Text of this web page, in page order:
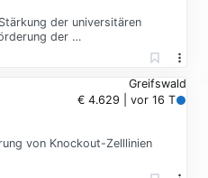
der universitären
der …
Greifswald
€ 4.629 | vor 16 T
von Knockout-Zelllinien